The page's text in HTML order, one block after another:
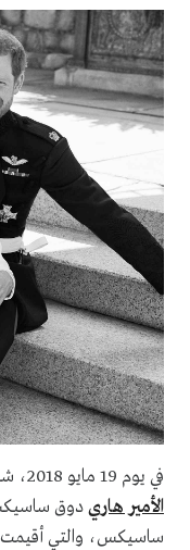
في يوم 19 مايو 2018، شاهد الملايين حول العالم، مراسم زواج
الأمير هاريدوق
ساسيكس، والتي